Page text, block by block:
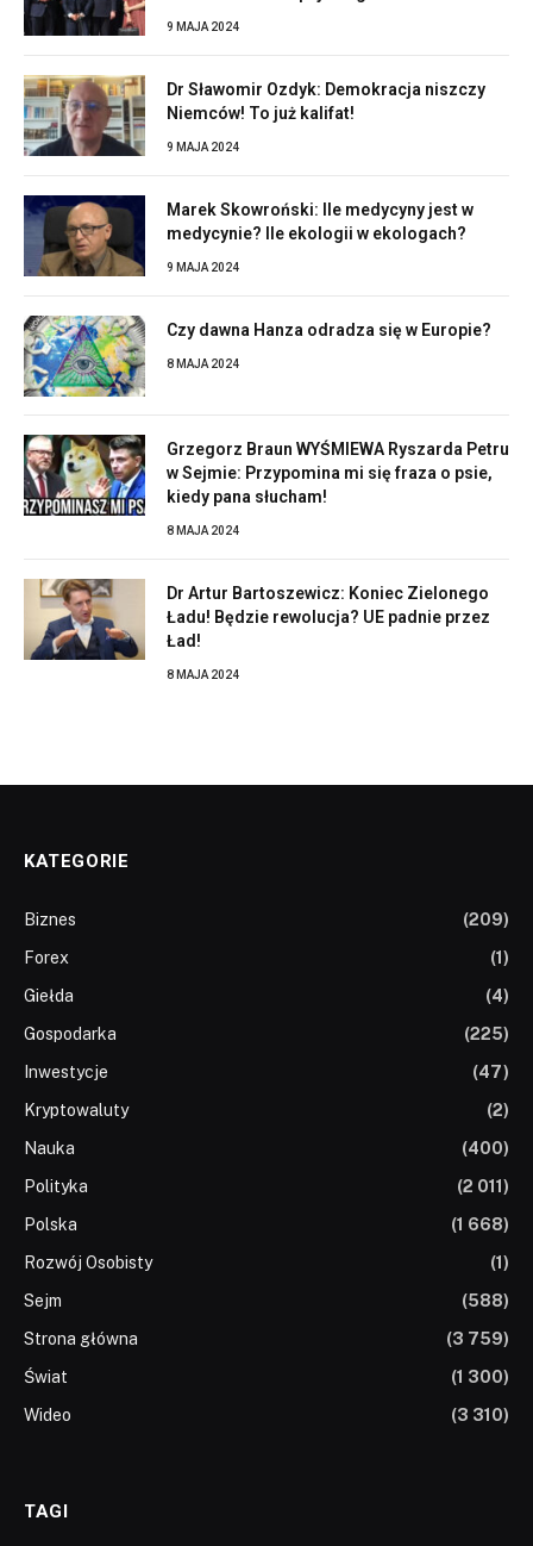
9 MAJA 2024
Dr Sławomir Ozdyk: Demokracja niszczy
Niemców! To już kalifat!
9 MAJA 2024
Marek Skowroński: Ile medycyny jest w
medycynie? Ile ekologii w ekologach?
9 MAJA 2024
Czy dawna Hanza odradza się w Europie?
8 MAJA 2024
Grzegorz Braun WYŚMIEWA Ryszarda Petru
w Sejmie: Przypomina mi się fraza o psie,
kiedy pana słucham!
8 MAJA 2024
Dr Artur Bartoszewicz: Koniec Zielonego
Ładu! Będzie rewolucja? UE padnie przez
Ład!
8 MAJA 2024
KATEGORIE
Biznes
(209)
Forex
(1)
Giełda
(4)
Gospodarka
(225)
Inwestycje
(47)
Kryptowaluty
(2)
Nauka
(400)
Polityka
(2 011)
Polska
(1 668)
Rozwój Osobisty
(1)
Sejm
(588)
Strona główna
(3 759)
Świat
(1 300)
Wideo
(3 310)
TAGI